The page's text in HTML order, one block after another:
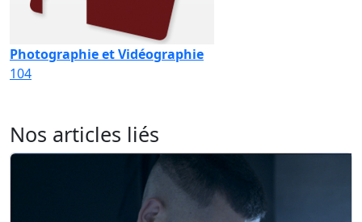
Photographie et Vidéographie
104
Nos articles liés